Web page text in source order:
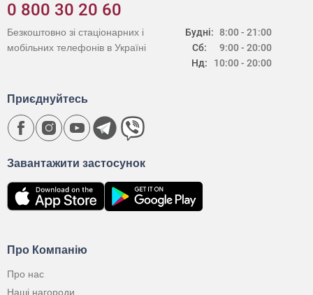
0 800 30 20 60
Будні:
Сб:
Нд:
8:00 - 21:00
9:00 - 20:00
10:00 - 20:00
Безкоштовно зі стаціонарних і
мобільних телефонів в Україні
Про Компанію
Про нас
Наші нагороди
Завантажити застосунок
Приєднуйтесь